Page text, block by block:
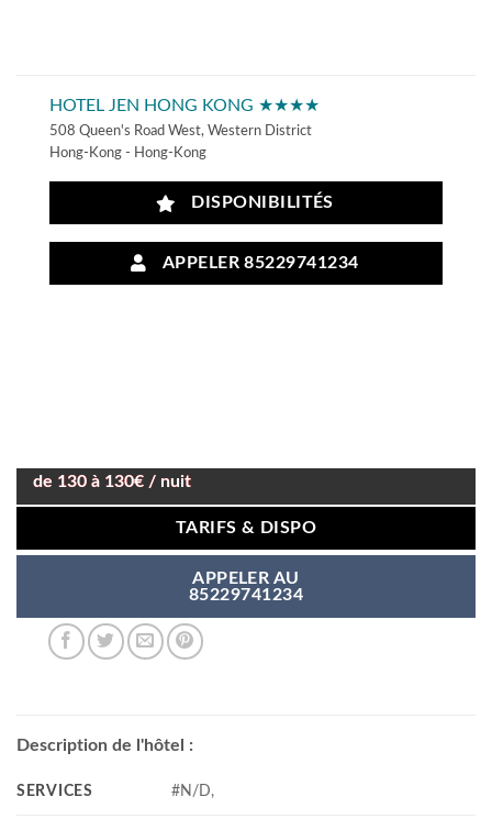
HOTEL JEN HONG KONG ★★★★
508 Queen's Road West, Western District
Hong-Kong - Hong-Kong
DISPONIBILITÉS
APPELER 85229741234
de 130 à 130€ / nuit
TARIFS & DISPO
APPELER AU
85229741234
Description de l'hôtel :
SERVICES #N/D,